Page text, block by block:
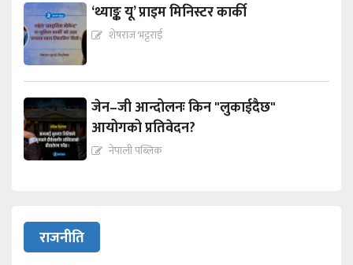
‘थ्याङ्क यू’ प्राइम मिनिस्टर कार्की
शेषराज भट्टराई
जेन–जी आन्दोलनः किन "लुकाईदैछ"
आयोगको प्रतिवेदन?
नेपाली पब्लिक
राजनीति